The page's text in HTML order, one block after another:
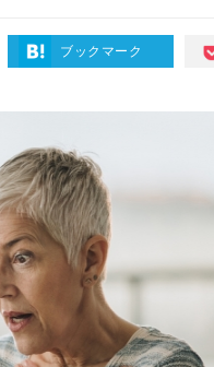
ブックマーク